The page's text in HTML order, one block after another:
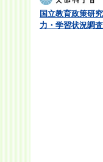
国立教育政策研
力・学習状況調査